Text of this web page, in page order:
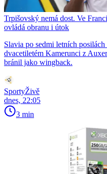
Trpišovský nemá dost. Ve
ovládá obranu i útok
Slavia po sedmi letních
dvacetiletém Kamerunci z
bránil jako wingback.
SportyŽivě
dnes, 22:05
3 min